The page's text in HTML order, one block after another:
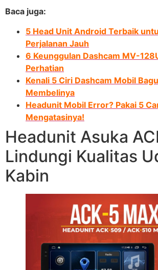
Baca juga:
5 Head Unit Android Terbaik
Perjalanan Jauh
6 Keunggulan Dashcam MV-
Perhatian
Kenali 5 Ciri Dashcam Mobil
Membelinya
Headunit Mobil Error? Pakai 5
Mengatasinya!
Headunit Asuka
Lindungi Kualitas
Kabin